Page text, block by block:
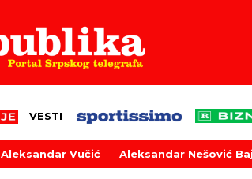
VESTI
Aleksandar Vučić Aleksandar Nešović